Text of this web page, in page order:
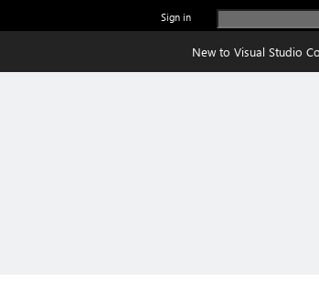
Sign in
New to Visual Studio